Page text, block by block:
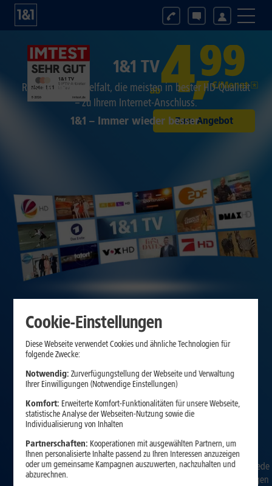
Zum Angebot
1&1 TV
Riesige Sendervielfalt, die meisten in bester HD-Qualität
– zu Ihrem Internet-Anschluss.
1&1 – Immer wieder besser.
Die Zukunft des Fernsehens
Erleben Sie mit 1&1 TV viele Sender in brillanter HD-Qualität sowie jede
Menge Zusatzfunktionen. Spannende Unterhaltung mit einer riesigen
Cookie-Einstellungen
Diese Webseite verwendet Cookies und ähnliche Technologien für
folgende Zwecke:
Notwendig: Zurverfügungstellung der Webseite und Verwaltung
Ihrer Einwilligungen (Notwendige Einstellungen)
Komfort: Erweiterte Komfort-Funktionalitäten für unsere Webseite,
statistische Analyse der Webseiten-Nutzung sowie die
Individualisierung von Inhalten
Partnerschaften: Kooperationen mit ausgewählten Partnern, um
Ihnen personalisierte Inhalte passend zu Ihren Interessen anzuzeigen
oder um gemeinsame Kampagnen auszuwerten, nachzuhalten und
abzurechnen.